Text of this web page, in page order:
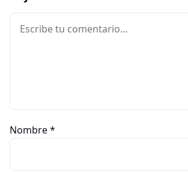
Comentario
Nombre*